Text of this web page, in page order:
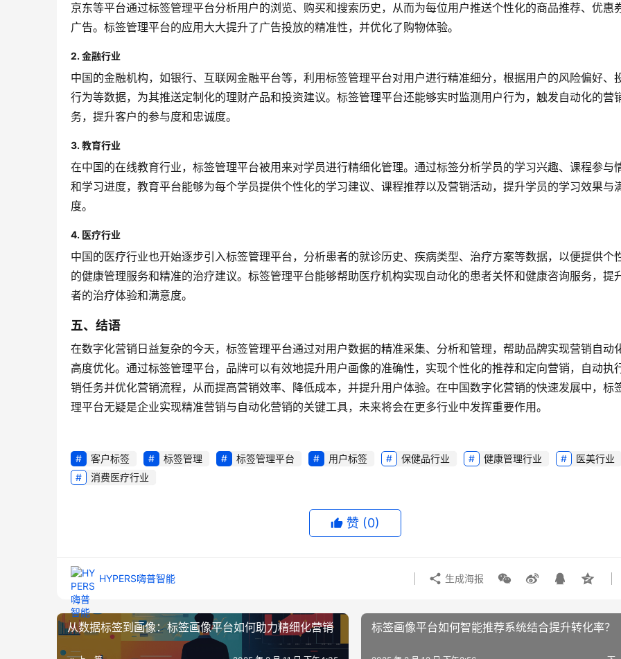
京东等平台通过标签管理平台分析用户的浏览、购买和搜索历史，从而为每位用户推送个性化的商品推荐、优惠
广告。标签管理平台的应用大大提升了广告投放的精准性，并优化了购物体验。
2. 金融行业
中国的金融机构，如银行、互联网金融平台等，利用标签管理平台对用户进行精准细分，根据用户的风险偏好、
行为等数据，为其推送定制化的理财产品和投资建议。标签管理平台还能够实时监测用户行为，触发自动化的营
务，提升客户的参与度和忠诚度。
3. 教育行业
在中国的在线教育行业，标签管理平台被用来对学员进行精细化管理。通过标签分析学员的学习兴趣、课程参与
和学习进度，教育平台能够为每个学员提供个性化的学习建议、课程推荐以及营销活动，提升学员的学习效果与
度。
4. 医疗行业
中国的医疗行业也开始逐步引入标签管理平台，分析患者的就诊历史、疾病类型、治疗方案等数据，以便提供个
的健康管理服务和精准的治疗建议。标签管理平台能够帮助医疗机构实现自动化的患者关怀和健康咨询服务，提
者的治疗体验和满意度。
五、结语
在数字化营销日益复杂的今天，标签管理平台通过对用户数据的精准采集、分析和管理，帮助品牌实现营销自动
高度优化。通过标签管理平台，品牌可以有效地提升用户画像的准确性，实现个性化的推荐和定向营销，自动执
销任务并优化营销流程，从而提高营销效率、降低成本，并提升用户体验。在中国数字化营销的快速发展中，标
理平台无疑是企业实现精准营销与自动化营销的关键工具，未来将会在更多行业中发挥重要作用。
客户标签 标签管理 标签管理平台 用户标签 保健品行业 健康管理行业
医美行业
消费医疗行业
赞 (0)
HYPERS嗨普智能 生成海报
从数据标签到画像：标签画像平台如何助力精细化营销 标签画像平台如何智能推荐系统结合提升转化率？